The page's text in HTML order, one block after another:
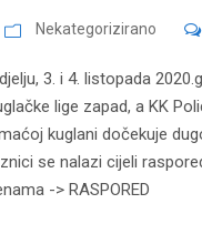
Nekategorizirano
3. i 4. listopada
lige zapad, a KK
kuglani dočekuje
se nalazi cijeli
-> RASPORED